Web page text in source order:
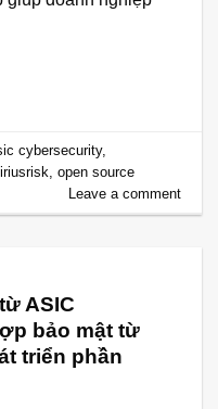
cybersecurity,
,iriusrisk ,open source
Leave a comment
ASIC
bảo mật từ
triển phần